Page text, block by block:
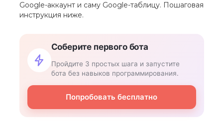
Google-аккаунт и саму Google-таблицу. Пошаговая
инструкция ниже.
Соберите первого бота
Пройдите 3 простых шага и запустите
бота без навыков программирования.
Попробовать бесплатно